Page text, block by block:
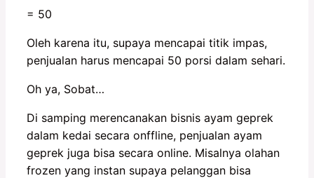
= 50
Oleh karena itu, supaya mencapai titik impas,
penjualan harus mencapai 50 porsi dalam sehari.
Oh ya, Sobat…
Di samping merencanakan bisnis ayam geprek
dalam kedai secara onffline, penjualan ayam
geprek juga bisa secara online. Misalnya olahan
frozen yang instan supaya pelanggan bisa